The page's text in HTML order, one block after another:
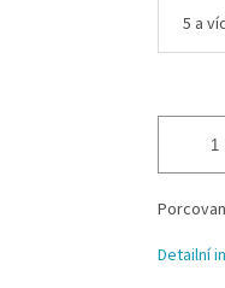
5 a
Detailní